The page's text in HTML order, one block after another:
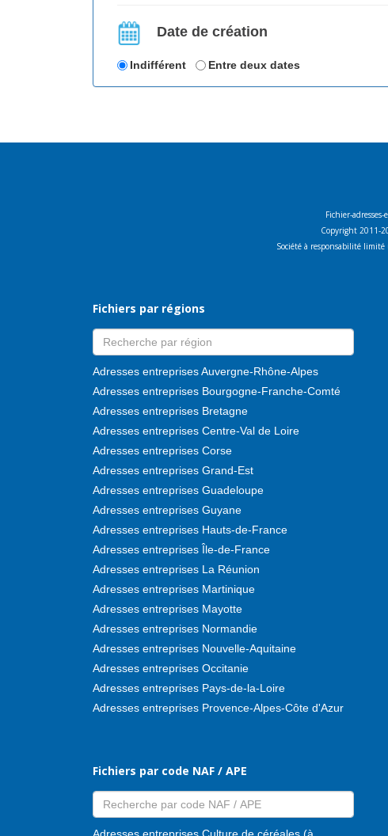
Date de création
Indifférent Entre deux dates
Fichier-
Copyright 2011-
Société à responsabilité
Fichiers par régions
Adresses entreprises Auvergne-Rhône-Alpes
Adresses entreprises Bourgogne-Franche-Comté
Adresses entreprises Bretagne
Adresses entreprises Centre-Val de Loire
Adresses entreprises Corse
Adresses entreprises Grand-Est
Adresses entreprises Guadeloupe
Adresses entreprises Guyane
Adresses entreprises Hauts-de-France
Adresses entreprises Île-de-France
Adresses entreprises La Réunion
Adresses entreprises Martinique
Adresses entreprises Mayotte
Adresses entreprises Normandie
Adresses entreprises Nouvelle-Aquitaine
Adresses entreprises Occitanie
Adresses entreprises Pays-de-la-Loire
Adresses entreprises Provence-Alpes-Côte d'Azur
Fichiers par code NAF / APE
Adresses entreprises Culture de céréales (à